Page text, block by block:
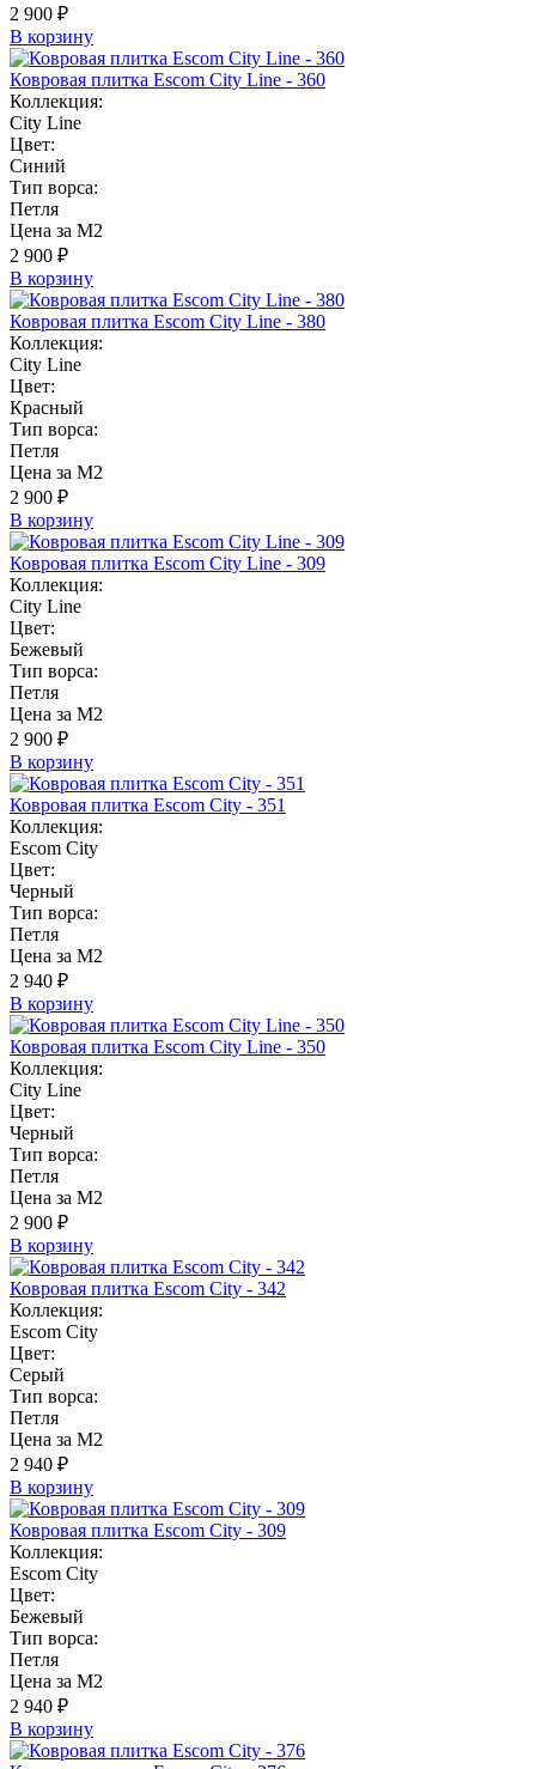
2 900 ₽
В корзину
Ковровая плитка Escom City Line - 360
Коллекция:
City Line
Цвет:
Синий
Тип ворса:
Петля
Цена за М2
2 900 ₽
В корзину
Ковровая плитка Escom City Line - 380
Коллекция:
City Line
Цвет:
Красный
Тип ворса:
Петля
Цена за М2
2 900 ₽
В корзину
Ковровая плитка Escom City Line - 309
Коллекция:
City Line
Цвет:
Бежевый
Тип ворса:
Петля
Цена за М2
2 900 ₽
В корзину
Ковровая плитка Escom City - 351
Коллекция:
Escom City
Цвет:
Черный
Тип ворса:
Петля
Цена за М2
2 940 ₽
В корзину
Ковровая плитка Escom City Line - 350
Коллекция:
City Line
Цвет:
Черный
Тип ворса:
Петля
Цена за М2
2 900 ₽
В корзину
Ковровая плитка Escom City - 342
Коллекция:
Escom City
Цвет:
Серый
Тип ворса:
Петля
Цена за М2
2 940 ₽
В корзину
Ковровая плитка Escom City - 309
Коллекция:
Escom City
Цвет:
Бежевый
Тип ворса:
Петля
Цена за М2
2 940 ₽
В корзину